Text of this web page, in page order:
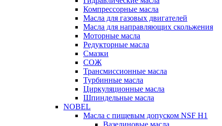
Компрессорные масла
Масла для газовых двигателей
Масла для направляющих скольжения
Моторные масла
Редукторные масла
Смазки
СОЖ
Трансмиссионные масла
Турбинные масла
Циркуляционные масла
Шпиндельные масла
NOBEL
Масла с пищевым допуском NSF H1
Вазелиновые масла